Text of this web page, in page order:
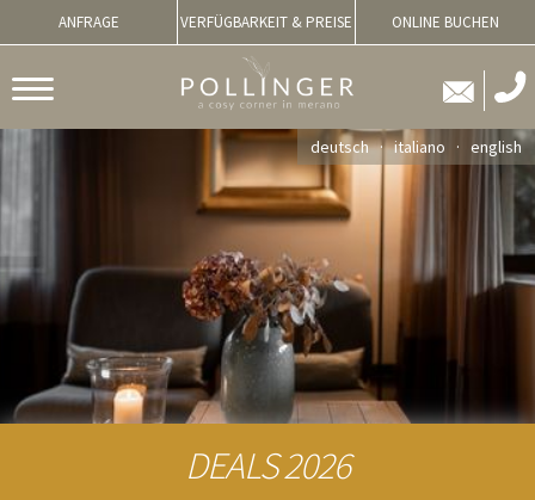
ANFRAGE VERFÜGBARKEIT & PREISE ONLINE BUCHEN
deutsch italiano english
DEALS 2026